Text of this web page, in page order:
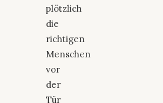
plötzlich
die
richtigen
Menschen
vor
der
Tür